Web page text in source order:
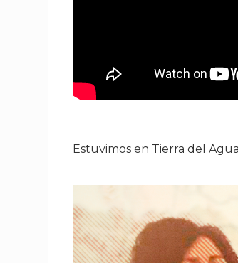
Estuvimos en Tierra del